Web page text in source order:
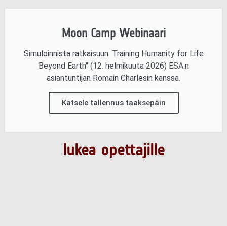
Moon Camp Webinaari
Simuloinnista ratkaisuun: Training Humanity for Life
Beyond Earth" (12. helmikuuta 2026) ESA:n
asiantuntijan Romain Charlesin kanssa.
Katsele tallennus taaksepäin
lukea opettajille